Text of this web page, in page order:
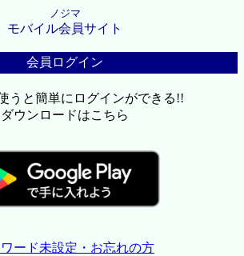
ノジマ
モバイル会員サイト
会員ログイン
うと簡単にログインができる!!
ダウンロードはこちら
ード未設定・お忘れの方